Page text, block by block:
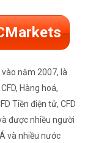
năm 2007, là
Hàng hoá,
Tiền điện tử, CFD
được nhiều người
và nhiều nước